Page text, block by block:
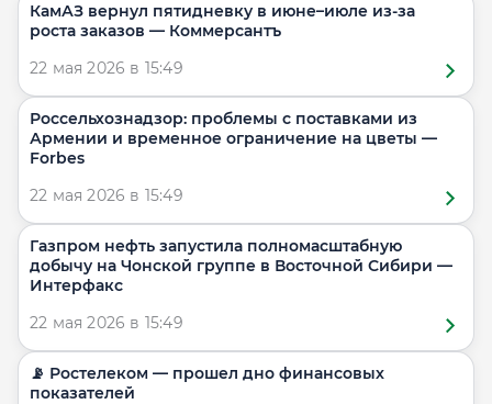
КамАЗ вернул пятидневку в июне–июле из-за
роста заказов — Коммерсантъ
22 мая 2026 в 15:49
Россельхознадзор: проблемы с поставками из
Армении и временное ограничение на цветы —
Forbes
22 мая 2026 в 15:49
Газпром нефть запустила полномасштабную
добычу на Чонской группе в Восточной Сибири —
Интерфакс
22 мая 2026 в 15:49
📡 Ростелеком — прошел дно финансовых
показателей